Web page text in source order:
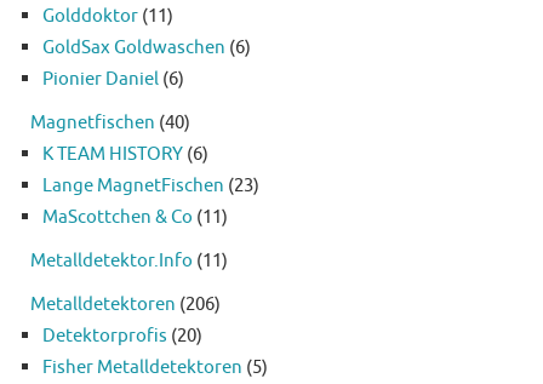
Golddoktor (11)
GoldSax Goldwaschen (6)
Pionier Daniel (6)
Magnetfischen (40)
K TEAM HISTORY (6)
Lange MagnetFischen (23)
MaScottchen & Co (11)
Metalldetektor.Info (11)
Metalldetektoren (206)
Detektorprofis (20)
Fisher Metalldetektoren (5)